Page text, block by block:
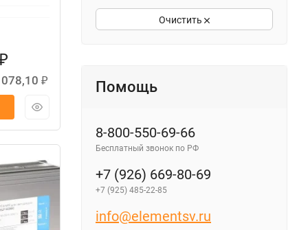
₽
Очистить
Помощь
8-800-550-69-66
Бесплатный звонок по РФ
+7 (926) 669-80-69
+7 (925) 485-22-85
info@elementsv.ru